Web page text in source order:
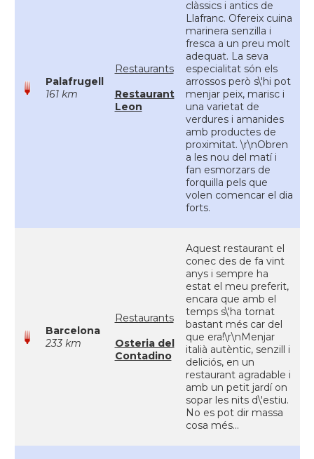
Palafrugell
161 km
Restaurants
Restaurant
Leon
clàssics i antics de
Llafranc. Ofereix cuina
marinera senzilla i
fresca a un preu molt
adequat. La seva
especialitat són els
arrossos però s\'hi pot
menjar peix, marisc i
una varietat de
verdures i amanides
amb productes de
proximitat. \r\nObren
a les nou del matí i
fan esmorzars de
forquilla pels que
volen comencar el dia
forts.
Barcelona
233 km
Restaurants
Osteria del
Contadino
Aquest restaurant el
conec des de fa vint
anys i sempre ha
estat el meu preferit,
encara que amb el
temps s\'ha tornat
bastant més car del
que era!\r\nMenjar
italià autèntic, senzill i
deliciós, en un
restaurant agradable i
amb un petit jardí on
sopar les nits d\'estiu.
No es pot dir massa
cosa més...